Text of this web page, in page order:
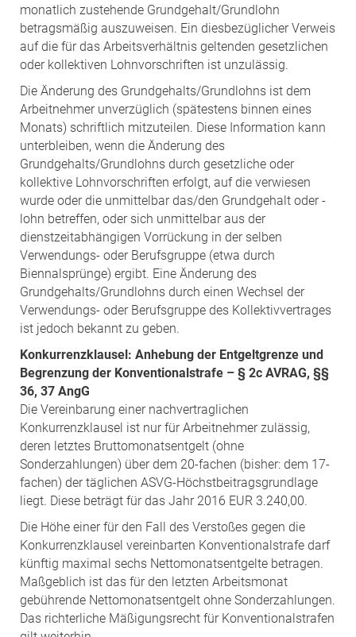
monatlich zustehende Grundgehalt/Grundlohn
betragsmäßig auszuweisen. Ein diesbezüglicher Verweis
auf die für das Arbeitsverhältnis geltenden gesetzlichen
oder kollektiven Lohnvorschriften ist unzulässig.
Die Änderung des Grundgehalts/Grundlohns ist dem
Arbeitnehmer unverzüglich (spätestens binnen eines
Monats) schriftlich mitzuteilen. Diese Information kann
unterbleiben, wenn die Änderung des
Grundgehalts/Grundlohns durch gesetzliche oder
kollektive Lohnvorschriften erfolgt, auf die verwiesen
wurde oder die unmittelbar das/den Grundgehalt oder -
lohn betreffen, oder sich unmittelbar aus der
dienstzeitabhängigen Vorrückung in der selben
Verwendungs- oder Berufsgruppe (etwa durch
Biennalsprünge) ergibt. Eine Änderung des
Grundgehalts/Grundlohns durch einen Wechsel der
Verwendungs- oder Berufsgruppe des Kollektivvertrages
ist jedoch bekannt zu geben.
Konkurrenzklausel: Anhebung der Entgeltgrenze und
Begrenzung der Konventionalstrafe – § 2c AVRAG, §§
36, 37 AngG
Die Vereinbarung einer nachvertraglichen
Konkurrenzklausel ist nur für Arbeitnehmer zulässig,
deren letztes Bruttomonatsentgelt (ohne
Sonderzahlungen) über dem 20-fachen (bisher: dem 17-
fachen) der täglichen ASVG-Höchstbeitragsgrundlage
liegt. Diese beträgt für das Jahr 2016 EUR 3.240,00.
Die Höhe einer für den Fall des Verstoßes gegen die
Konkurrenzklausel vereinbarten Konventionalstrafe darf
künftig maximal sechs Nettomonatsentgelte betragen.
Maßgeblich ist das für den letzten Arbeitsmonat
gebührende Nettomonatsentgelt ohne Sonderzahlungen.
Das richterliche Mäßigungsrecht für Konventionalstrafen